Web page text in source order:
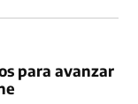
para avanzar